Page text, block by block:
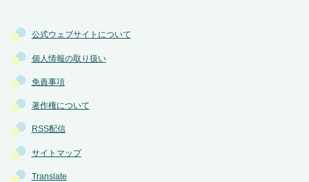
公式ウェブサイトについて
個人情報の取り扱い
免責事項
著作権について
RSS配信
サイトマップ
Translate